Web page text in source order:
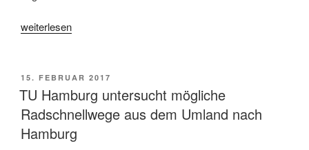
„Rot-
–
Weichen
bei
der
TU
weiterlesen
VERÖFFENTLICHT
AM
15. FEBRUAR 2017
TU Hamburg untersucht mögliche
Radschnellwege aus dem Umland nach
Hamburg